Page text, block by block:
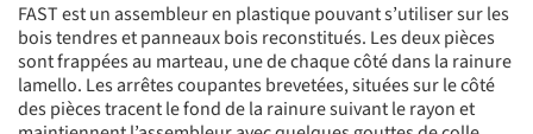
FAST est un assembleur en plastique pouvant s’utiliser sur les
bois tendres et panneaux bois reconstitués. Les deux pièces
sont frappées au marteau, une de chaque côté dans la rainure
lamello. Les arrêtes coupantes brevetées, situées sur le côté
des pièces tracent le fond de la rainure suivant le rayon et